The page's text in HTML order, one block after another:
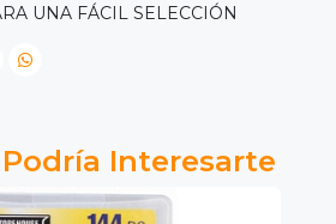
UNA FÁCIL SELECCIÓN
Interesarte